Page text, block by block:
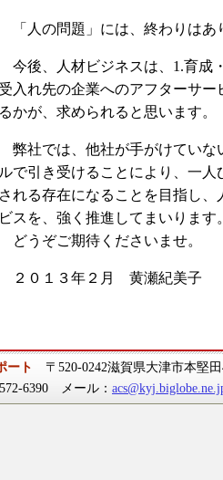
「人の問題」には、終わりはあ
今後、人材ビジネスは、1.育成
受入れ先の企業へのアフターサ
るかが、求められると思います。
弊社では、他社が手がけていな
ルで引き受けることにより、一
される存在になることを目指し
ビスを、強く推進してまいります
どうぞご期待くださいませ。
２０１３年２月 黄瀬紀美子
ート
〒520-0242滋賀県大津市本堅
6390 メール：